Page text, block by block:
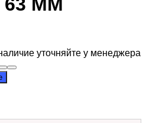
уточняйте у менеджера